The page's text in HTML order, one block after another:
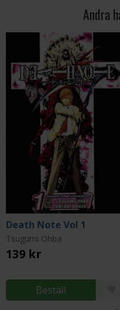
Andra
Death Note Vol 1
Tsugumi Ohba
139 kr
Beställ